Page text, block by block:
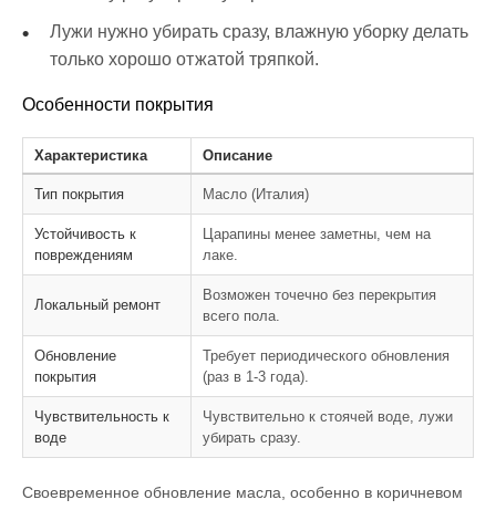
Лужи нужно убирать сразу, влажную уборку делать
только хорошо отжатой тряпкой.
Особенности покрытия
Характеристика Описание
Тип покрытия Масло (Италия)
Устойчивость к
повреждениям
Царапины менее заметны, чем на
лаке.
Локальный ремонт
Возможен точечно без перекрытия
всего пола.
Обновление
покрытия
Требует периодического обновления
(раз в 1-3 года).
Чувствительность к
воде
Чувствительно к стоячей воде, лужи
убирать сразу.
Своевременное обновление масла, особенно в коричневом